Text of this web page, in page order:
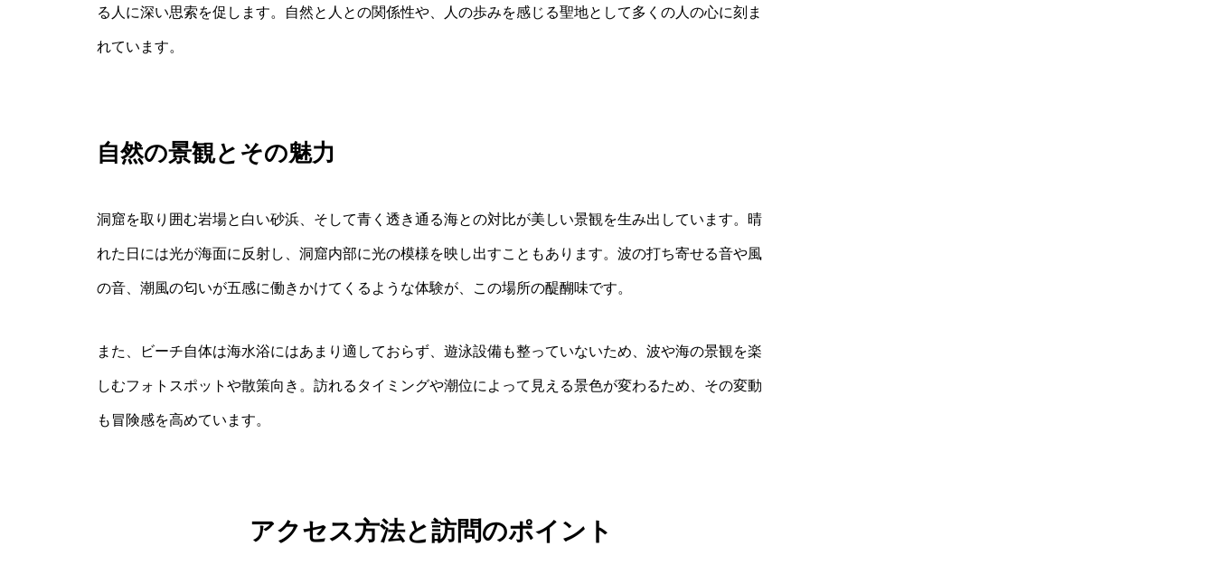
る人に深い思索を促します。自然と人との関係性や、人の歩みを感じる聖地として多くの人の心に刻ま
れています。
自然の景観とその魅力
洞窟を取り囲む岩場と白い砂浜、そして青く透き通る海との対比が美しい景観を生み出しています。晴
れた日には光が海面に反射し、洞窟内部に光の模様を映し出すこともあります。波の打ち寄せる音や風
の音、潮風の匂いが五感に働きかけてくるような体験が、この場所の醍醐味です。
また、ビーチ自体は海水浴にはあまり適しておらず、遊泳設備も整っていないため、波や海の景観を楽
しむフォトスポットや散策向き。訪れるタイミングや潮位によって見える景色が変わるため、その変動
も冒険感を高めています。
アクセス方法と訪問のポイント